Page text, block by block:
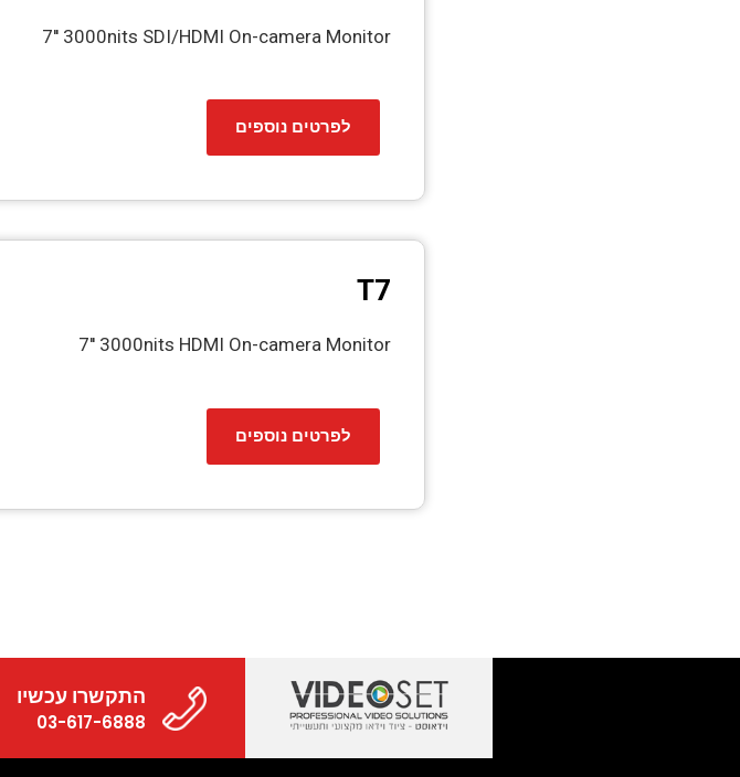
7'' 3000nits SDI/HDMI On-camera Monitor​
לפרטים נוספים
T7
7'' 3000nits HDMI On-camera Monitor​
לפרטים נוספים
התקשרו עכשיו
03-617-6888